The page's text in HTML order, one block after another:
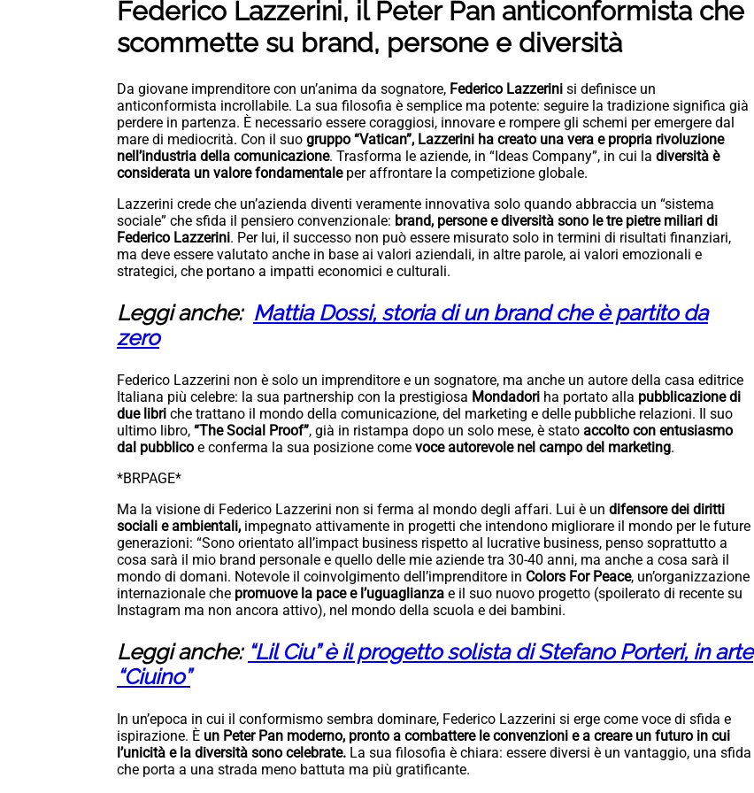
Federico Lazzerini, il Peter Pan anticonformista che
scommette su brand, persone e diversità
Da giovane imprenditore con un’anima da sognatore, Federico Lazzerini si definisce un
anticonformista incrollabile. La sua filosofia è semplice ma potente: seguire la tradizione significa già
perdere in partenza. È necessario essere coraggiosi, innovare e rompere gli schemi per emergere dal
mare di mediocrità. Con il suo gruppo “Vatican”, Lazzerini ha creato una vera e propria rivoluzione
nell’industria della comunicazione. Trasforma le aziende, in “Ideas Company”, in cui la diversità è
considerata un valore fondamentaleper affrontare la competizione globale.
Lazzerini crede che un’azienda diventi veramente innovativa solo quando abbraccia un “sistema
sociale” che sfida il pensiero convenzionale: brand, persone e diversità sono le tre pietre miliari di
Federico Lazzerini. Per lui, il successo non può essere misurato solo in termini di risultati finanziari,
ma deve essere valutato anche in base ai valori aziendali, in altre parole, ai valori emozionali e
strategici, che portano a impatti economici e culturali.
Leggi anche: Mattia Dossi, storia di un brand che è partito da
zero
Federico Lazzerini non è solo un imprenditore e un sognatore, ma anche un autore della casa editrice
Italiana più celebre: la sua partnership con la prestigiosa Mondadori ha portato alla pubblicazione di
due libri che trattano il mondo della comunicazione, del marketing e delle pubbliche relazioni. Il suo
ultimo libro, “The Social Proof”, già in ristampa dopo un solo mese, è stato accolto con entusiasmo
dal pubblico e conferma la sua posizione come voce autorevole nel campo del marketing.
*BRPAGE*
Ma la visione di Federico Lazzerini non si ferma al mondo degli affari. Lui è un difensore dei diritti
sociali e ambientali, impegnato attivamente in progetti che intendono migliorare il mondo per le future
generazioni: “Sono orientato all’impact business rispetto al lucrative business, penso soprattutto a
cosa sarà il mio brand personale e quello delle mie aziende tra 30-40 anni, ma anche a cosa sarà il
mondo di domani. Notevole il coinvolgimento dell’imprenditore in Colors For Peace, un’organizzazione
internazionale che promuove la pace e l’uguaglianza e il suo nuovo progetto (spoilerato di recente su
Instagram ma non ancora attivo), nel mondo della scuola e dei bambini.
Leggi anche: “Lil Ciu” è il progetto solista di Stefano Porteri, in arte
“Ciuino”
In un’epoca in cui il conformismo sembra dominare, Federico Lazzerini si erge come voce di sfida e
ispirazione. È un Peter Pan moderno, pronto a combattere le convenzioni e a creare un futuro in cui
l’unicità e la diversità sono celebrate. La sua filosofia è chiara: essere diversi è un vantaggio, una sfida
che porta a una strada meno battuta ma più gratificante.